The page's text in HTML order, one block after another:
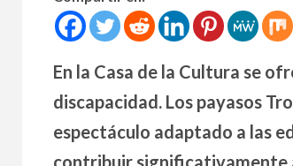
En la Casa de la Cultura se
discapacidad. Los payasos
espectáculo adaptado a las